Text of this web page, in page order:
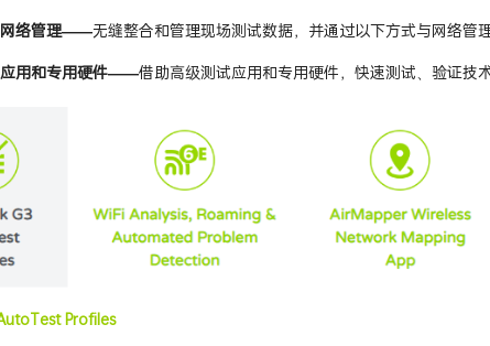
网络管理——无缝整合和管理现场测试数据，并通过以下方式与网络管
用和专用硬件——借助高级测试应用和专用硬件，快速测试、验证技
Profiles